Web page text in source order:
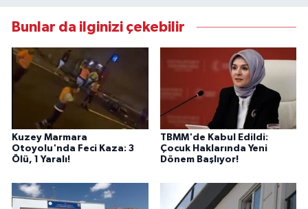
Bunlar da ilginizi çekebilir
Kuzey Marmara
Otoyolu'nda Feci Kaza: 3
Ölü, 1 Yaralı!
TBMM'de Kabul Edildi:
Çocuk Haklarında Yeni
Dönem Başlıyor!